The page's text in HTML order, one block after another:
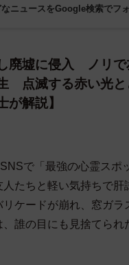
なニュースをGoogle検索でフ
廃墟に侵入 ノリで
点滅する赤い光と
解説】
で「最強の心霊スポ
たちと軽い気持ちで肝
リケードが崩れ、窓ガラ
誰の目にも見捨てられ